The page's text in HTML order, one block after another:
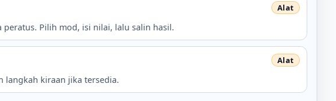
peratus. Pilih mod, isi nilai, lalu salin hasil.
langkah kiraan jika tersedia.